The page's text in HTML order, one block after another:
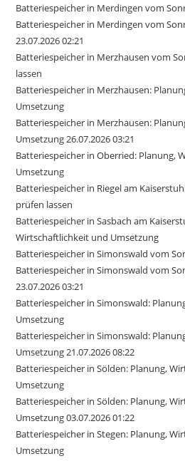
Batteriespeicher in Merdingen vom
Batteriespeicher in Merdingen vom
23.07.2026 02:21
Batteriespeicher in Merzhausen vom
lassen
Batteriespeicher in Merzhausen:
Umsetzung
Batteriespeicher in Merzhausen:
Umsetzung 26.07.2026 03:21
Batteriespeicher in Oberried: Planung,
Umsetzung
Batteriespeicher in Riegel am
prüfen lassen
Batteriespeicher in Sasbach am
Wirtschaftlichkeit und Umsetzung
Batteriespeicher in Simonswald vom
Batteriespeicher in Simonswald vom
23.07.2026 03:21
Batteriespeicher in Simonswald:
Umsetzung
Batteriespeicher in Simonswald:
Umsetzung 21.07.2026 08:22
Batteriespeicher in Sölden: Planung,
Umsetzung
Batteriespeicher in Sölden: Planung,
Umsetzung 03.07.2026 01:22
Batteriespeicher in Stegen: Planung,
Umsetzung